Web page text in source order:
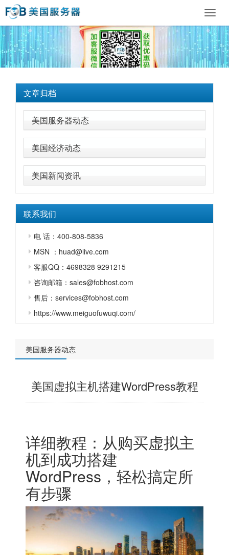
文章归档
美国服务器动态
美国经济动态
美国新闻资讯
联系我们
电 话：400-808-5836
MSN ：huad@live.com
客服QQ：4698328 9291215
咨询邮箱：sales@fobhost.com
售后：services@fobhost.com
https://www.meiguofuwuqi.com/
美国服务器动态
美国虚拟主机搭建WordPress教程
详细教程：从购买虚拟主
机到成功搭建
WordPress，轻松搞定所
有步骤